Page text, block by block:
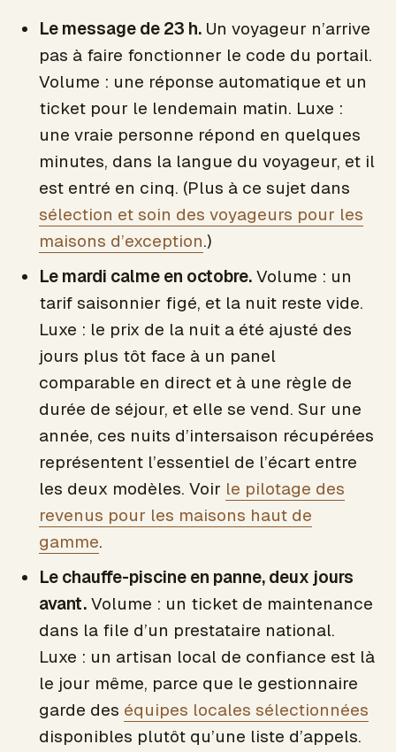
Le message de 23 h. Un voyageur n’arrive
pas à faire fonctionner le code du portail.
Volume : une réponse automatique et un
ticket pour le lendemain matin. Luxe :
une vraie personne répond en quelques
minutes, dans la langue du voyageur, et il
est entré en cinq. (Plus à ce sujet dans
sélection et soin des voyageurs pour les
maisons d’exception.)
Le mardi calme en octobre. Volume : un
tarif saisonnier figé, et la nuit reste vide.
Luxe : le prix de la nuit a été ajusté des
jours plus tôt face à un panel
comparable en direct et à une règle de
durée de séjour, et elle se vend. Sur une
année, ces nuits d’intersaison récupérées
représentent l’essentiel de l’écart entre
les deux modèles. Voir le pilotage des
revenus pour les maisons haut de
gamme.
Le chauffe-piscine en panne, deux jours
avant. Volume : un ticket de maintenance
dans la file d’un prestataire national.
Luxe : un artisan local de confiance est là
le jour même, parce que le gestionnaire
garde des équipes locales sélectionnées
disponibles plutôt qu’une liste d’appels.